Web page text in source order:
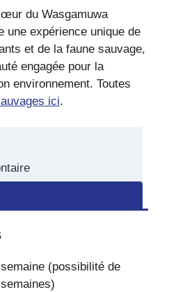
du Wasgamuwa
une expérience unique de
et de la faune sauvage,
engagée pour la
environnement. Toutes
ici.
(possibilité de